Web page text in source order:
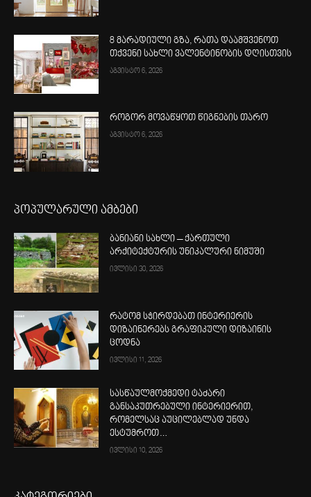
8 მარადიული გზა, რათა დაამშვენოთ
თქვენი სახლი ვალენტინობის დღისთვის
აგვისტო 6, 2026
როგორ მოვაწყოთ წიგნების თარო
აგვისტო 6, 2026
პოპულარული ამბები
ბანიანი სახლი – ქართული
არქიტექტურის უნიკალური ნიმუში
ივლისი 30, 2026
რატომ სჭირდებათ ინტერიერის
დიზაინერებს გრაფიკული დიზაინის
ცოდნა
ივლისი 11, 2026
სასწაულმოქმედი ტაძარი
განსაკუთრებული ინტერიერით,
რომელსაც აუცილებლად უნდა
ესტუმროთ…
ივლისი 10, 2026